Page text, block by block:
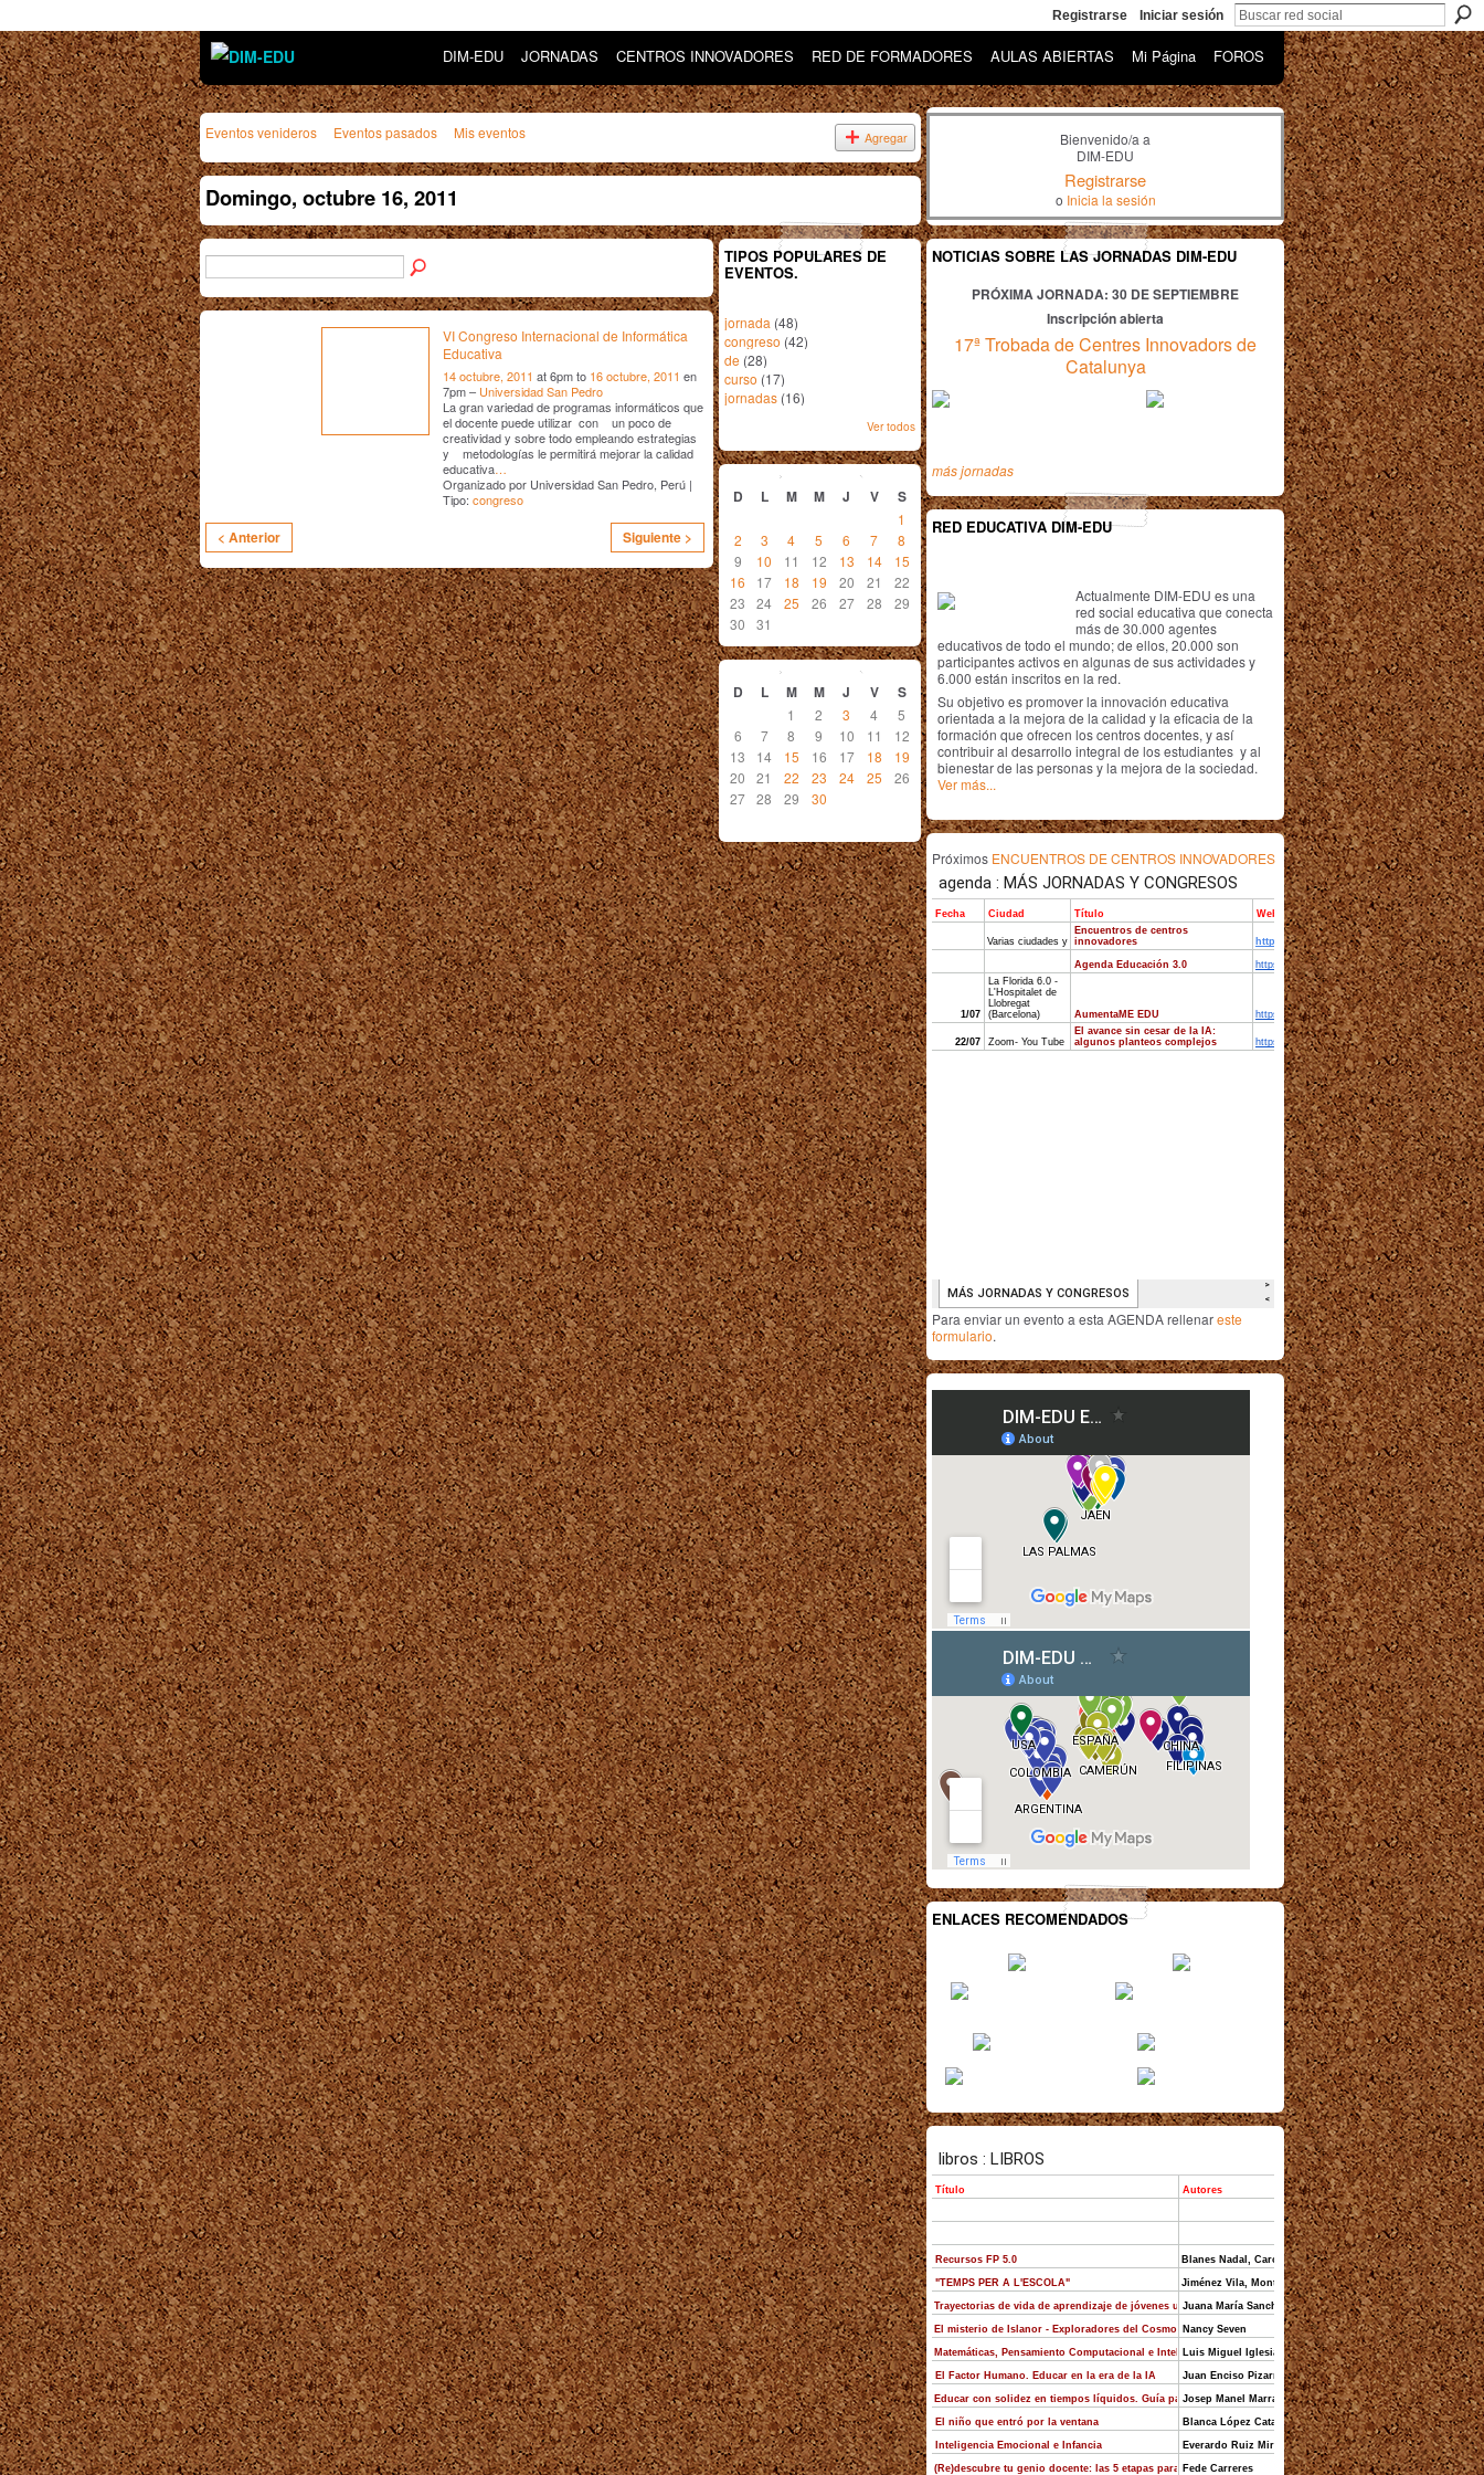
Registrarse Iniciar sesión
DIM-EDU JORNADAS CENTROS INNOVADORES RED DE FORMADORES AULAS ABIERTAS Mi Página FOROS
Eventos venideros Eventos pasados Mis eventos Agregar
Domingo, octubre 16, 2011
VI Congreso Internacional de Informática
Educativa
14 octubre, 2011 at 6pm to 16 octubre, 2011 en
7pm – Universidad San Pedro
La gran variedad de programas informáticos que
el docente puede utilizar con un poco de
creatividad y sobre todo empleando estrategias
y metodologías le permitirá mejorar la calidad
educativa …
Organizado por Universidad San Pedro, Perú |
Tipo: congreso
< Anterior Siguiente >
TIPOS POPULARES DE
EVENTOS.
jornada (48)
congreso (42)
de (28)
curso (17)
jornadas (16)
Ver todos
octubre 2011
D L M M J V S
1
2
3 4 5 6 7
8
9
10 11 12 13 14
15
16
17 18 19 20 21
22
23
24 25 26 27 28
29
30
31
noviembre 2011
D L M M J V S
1 2 3 4
5
6
7 8 9 10 11
12
13
14 15 16 17 18
19
20
21 22 23 24 25
26
27 28 29 30
Bienvenido/a a
DIM-EDU
Registrarse
o Inicia la sesión
NOTICIAS SOBRE LAS JORNADAS DIM-EDU
PRÓXIMA JORNADA: 30 DE SEPTIEMBRE
Inscripción abierta
17ª Trobada de Centres Innovadors de
Catalunya
más jornadas
RED EDUCATIVA DIM-EDU
Actualmente DIM-EDU es una
red social educativa que conecta
más de 30.000 agentes
educativos de todo el mundo; de ellos, 20.000 son
participantes activos en algunas de sus actividades y
6.000 están inscritos en la red.
Su objetivo es promover la innovación educativa
orientada a la mejora de la calidad y la eficacia de la
formación que ofrecen los centros docentes, y así
contribuir al desarrollo integral de los estudiantes y al
bienestar de las personas y la mejora de la sociedad.
Ver más...
Próximos ENCUENTROS DE CENTROS INNOVADORES
Para enviar un evento a esta AGENDA rellenareste
formulario.
ENLACES RECOMENDADOS